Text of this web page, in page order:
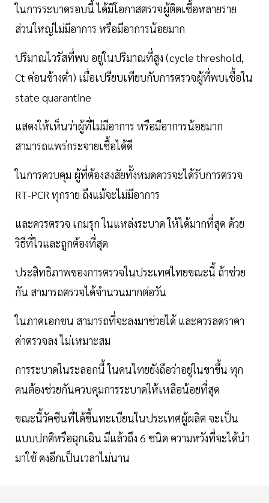
ในการระบาดรอบนี้ ได้มีโอกาสตรวจผู้ติดเชื้อหลายราย
ส่วนใหญ่ไม่มีอาการ หรือมีอาการน้อยมาก
ปริมาณไวรัสที่พบ อยู่ในปริมาณที่สูง (cycle threshold,
Ct ค่อนข้างต่ำ) เมื่อเปรียบเทียบกับการตรวจผู้ที่พบเชื้อใน
state quarantine
แสดงให้เห็นว่าผู้ที่ไม่มีอาการ หรือมีอาการน้อยมาก
สามารถแพร่กระจายเชื้อได้ดี
ในการควบคุม ผู้ที่ต้องสงสัยทั้งหมดควรจะได้รับการตรวจ
RT-PCR ทุกราย ถึงแม้จะไม่มีอาการ
และควรตรวจ เกมรุก ในแหล่งระบาด ให้ได้มากที่สุด ด้วย
วิธีที่ไวและถูกต้องที่สุด
ประสิทธิภาพของการตรวจในประเทศไทยขณะนี้ ถ้าช่วย
กัน สามารถตรวจได้จำนวนมากต่อวัน
ในภาคเอกชน สามารถที่จะลงมาช่วยได้ และควรลดราคา
ค่าตรวจลง ไม่เหมาะสม
การระบาดในระลอกนี้ ในคนไทยยังถือว่าอยู่ในขาขึ้น ทุก
คนต้องช่วยกันควบคุมการระบาดให้เหลือน้อยที่สุด
ขณะนี้วัคซีนที่ได้ขึ้นทะเบียนในประเทศผู้ผลิต จะเป็น
แบบปกติหรือฉุกเฉิน มีแล้วถึง 6 ชนิด ความหวังที่จะได้นำ
มาใช้ คงอีกเป็นเวลาไม่นาน